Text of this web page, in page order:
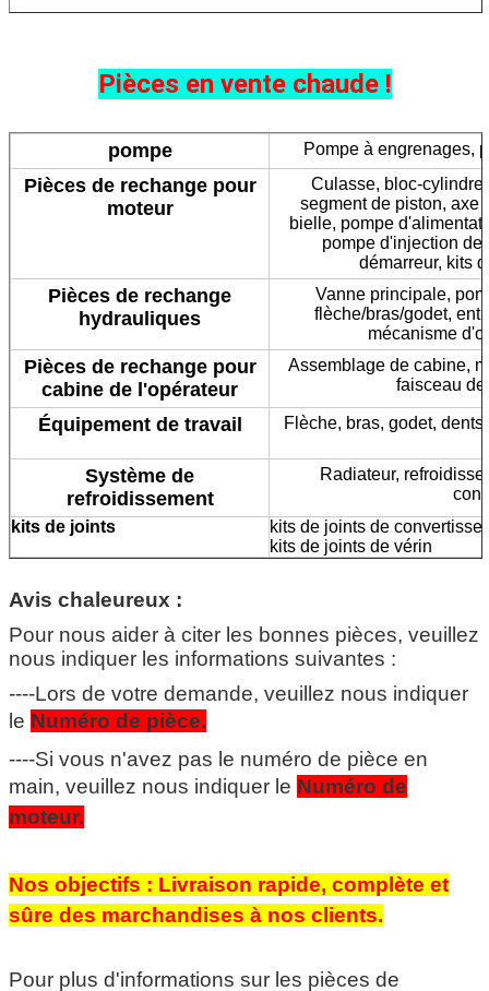
Pièces en vente chaude !
pompe Pompe à engrenages,
Pièces de rechange pour
moteur
Culasse, bloc-
segment de piston, axe
bielle, pompe
pompe d'injection de
démarreur, kits
Pièces de rechange
hydrauliques
Vanne principale,
flèche/bras/godet,
mécanisme
Pièces de rechange pour
cabine de l'opérateur
Assemblage de cabine,
faisceau
Équipement de travail Flèche, bras, godet,
Système de
refroidissement
Radiateur,
kits de joints
kits de joints de
kits de joints de vérin
Avis chaleureux :
Pour nous aider à citer les bonnes pièces, veuillez
nous indiquer les informations suivantes :
----Lors de votre demande, veuillez nous indiquer
le Numéro de pièce.
----Si vous n'avez pas le numéro de pièce en
main, veuillez nous indiquer le Numéro de
moteur.
Nos objectifs : Livraison rapide, complète et
sûre des marchandises à nos clients.
Pour plus d'informations sur les pièces de